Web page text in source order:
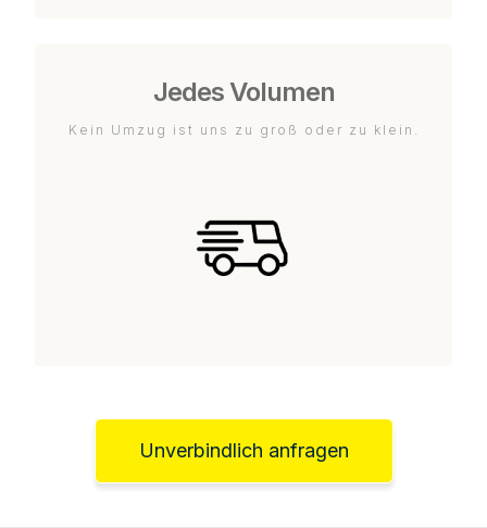
Jedes Volumen
Kein Umzug ist uns zu groß oder zu klein.
Unverbindlich anfragen